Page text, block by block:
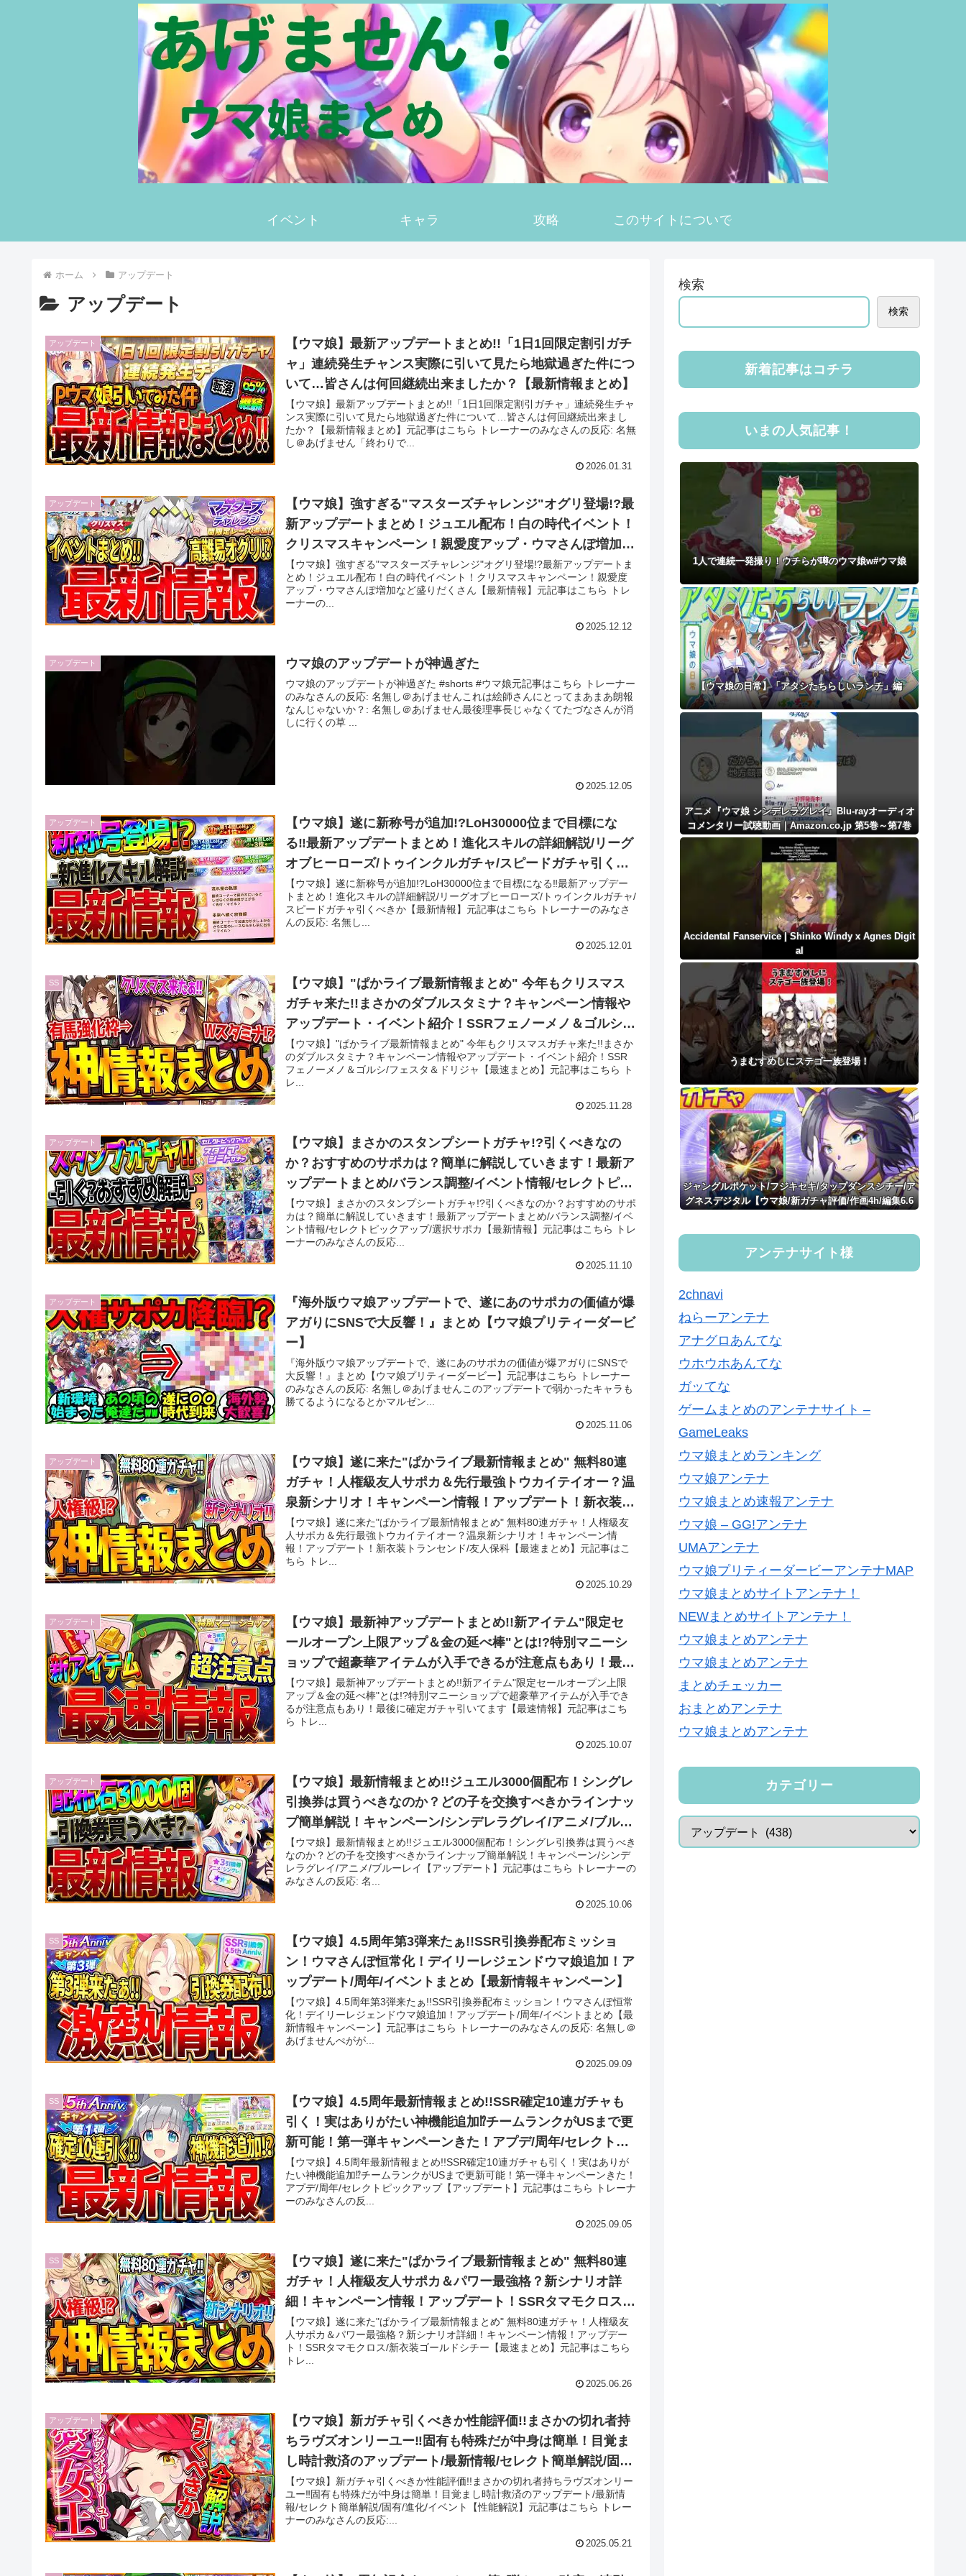
イベント キャラ 攻略 このサイトについて
ホーム アップデート
アップデート
アップデート
【ウマ娘】最新アップデートまとめ!!「1日1回限定割引ガチ
ャ」連続発生チャンス実際に引いて見たら地獄過ぎた件につ
いて…皆さんは何回継続出来ましたか？【最新情報まとめ】
【ウマ娘】最新アップデートまとめ!!「1日1回限定割引ガチャ」連続発生チャ
ンス実際に引いて見たら地獄過ぎた件について…皆さんは何回継続出来まし
たか？【最新情報まとめ】元記事はこちら トレーナーのみなさんの反応: 名無
し＠あげません「終わりで...
2026.01.31
アップデート
【ウマ娘】強すぎる"マスターズチャレンジ"オグリ登場!?最
新アップデートまとめ！ジュエル配布！白の時代イベント！
クリスマスキャンペーン！親愛度アップ・ウマさんぽ増加な
ど盛りだくさん【最新情報】
【ウマ娘】強すぎる"マスターズチャレンジ"オグリ登場!?最新アップデートま
とめ！ジュエル配布！白の時代イベント！クリスマスキャンペーン！親愛度
アップ・ウマさんぽ増加など盛りだくさん【最新情報】元記事はこちら トレ
ーナーの...
2025.12.12
アップデート ウマ娘のアップデートが神過ぎた
ウマ娘のアップデートが神過ぎた #shorts #ウマ娘元記事はこちら トレーナー
のみなさんの反応: 名無し＠あげませんこれは絵師さんにとってまあまあ朗報
なんじゃないか？: 名無し＠あげません最後理事長じゃなくてたづなさんが消
しに行くの草 ...
2025.12.05
アップデート
【ウマ娘】遂に新称号が追加!?LoH30000位まで目標にな
る‼最新アップデートまとめ！進化スキルの詳細解説/リーグ
オブヒーローズ/トゥインクルガチャ/スピードガチャ引くべ
きか【最新情報】
【ウマ娘】遂に新称号が追加!?LoH30000位まで目標になる‼最新アップデー
トまとめ！進化スキルの詳細解説/リーグオブヒーローズ/トゥインクルガチャ/
スピードガチャ引くべきか【最新情報】元記事はこちら トレーナーのみなさ
んの反応: 名無し...
2025.12.01
SS
【ウマ娘】"ぱかライブ最新情報まとめ" 今年もクリスマス
ガチャ来た!!まさかのダブルスタミナ？キャンペーン情報や
アップデート・イベント紹介！SSRフェノーメノ＆ゴルシ/
フェスタ＆ドリジャ【最速まとめ】
【ウマ娘】"ぱかライブ最新情報まとめ" 今年もクリスマスガチャ来た!!まさか
のダブルスタミナ？キャンペーン情報やアップデート・イベント紹介！SSR
フェノーメノ＆ゴルシ/フェスタ＆ドリジャ【最速まとめ】元記事はこちら ト
レ...
2025.11.28
アップデート
【ウマ娘】まさかのスタンプシートガチャ!?引くべきなの
か？おすすめのサポカは？簡単に解説していきます！最新ア
ップデートまとめ/バランス調整/イベント情報/セレクトピッ
クアップ/選択サポカ【最新情報】
【ウマ娘】まさかのスタンプシートガチャ!?引くべきなのか？おすすめのサポ
カは？簡単に解説していきます！最新アップデートまとめ/バランス調整/イベ
ント情報/セレクトピックアップ/選択サポカ【最新情報】元記事はこちら トレ
ーナーのみなさんの反応...
2025.11.10
アップデート
『海外版ウマ娘アップデートで、遂にあのサポカの価値が爆
アガりにSNSで大反響！』まとめ【ウマ娘プリティーダービ
ー】
『海外版ウマ娘アップデートで、遂にあのサポカの価値が爆アガりにSNSで
大反響！』まとめ【ウマ娘プリティーダービー】元記事はこちら トレーナー
のみなさんの反応: 名無し＠あげませんこのアップデートで弱かったキャラも
勝てるようになるとかマルゼン...
2025.11.06
アップデート
【ウマ娘】遂に来た"ぱかライブ最新情報まとめ" 無料80連
ガチャ！人権級友人サポカ＆先行最強トウカイテイオー？温
泉新シナリオ！キャンペーン情報！アップデート！新衣装ト
ランセンド/友人保科【最速まとめ】
【ウマ娘】遂に来た"ぱかライブ最新情報まとめ" 無料80連ガチャ！人権級友
人サポカ＆先行最強トウカイテイオー？温泉新シナリオ！キャンペーン情
報！アップデート！新衣装トランセンド/友人保科【最速まとめ】元記事はこ
ちら トレ...
2025.10.29
アップデート
【ウマ娘】最新神アップデートまとめ!!新アイテム"限定セ
ールオープン上限アップ＆金の延べ棒"とは!?特別マニーシ
ョップで超豪華アイテムが入手できるが注意点もあり！最後
に確定ガチャ引いてます【最速情報】
【ウマ娘】最新神アップデートまとめ!!新アイテム"限定セールオープン上限
アップ＆金の延べ棒"とは!?特別マニーショップで超豪華アイテムが入手でき
るが注意点もあり！最後に確定ガチャ引いてます【最速情報】元記事はこち
ら トレ...
2025.10.07
アップデート
【ウマ娘】最新情報まとめ!!ジュエル3000個配布！シングレ
引換券は買うべきなのか？どの子を交換すべきかラインナッ
プ簡単解説！キャンペーン/シンデレラグレイ/アニメ/ブルー
レイ【アップデート】
【ウマ娘】最新情報まとめ!!ジュエル3000個配布！シングレ引換券は買うべき
なのか？どの子を交換すべきかラインナップ簡単解説！キャンペーン/シンデ
レラグレイ/アニメ/ブルーレイ【アップデート】元記事はこちら トレーナーの
みなさんの反応: 名...
2025.10.06
SS
【ウマ娘】4.5周年第3弾来たぁ!!SSR引換券配布ミッショ
ン！ウマさんぽ恒常化！デイリーレジェンドウマ娘追加！ア
ップデート/周年/イベントまとめ【最新情報キャンペーン】
【ウマ娘】4.5周年第3弾来たぁ!!SSR引換券配布ミッション！ウマさんぽ恒常
化！デイリーレジェンドウマ娘追加！アップデート/周年/イベントまとめ【最
新情報キャンペーン】元記事はこちら トレーナーのみなさんの反応: 名無し＠
あげませんぺがが...
2025.09.09
SS
【ウマ娘】4.5周年最新情報まとめ!!SSR確定10連ガチャも
引く！実はありがたい神機能追加⁉チームランクがUSまで更
新可能！第一弾キャンペーンきた！アプデ/周年/セレクトピ
ックアップ【アップデート】
【ウマ娘】4.5周年最新情報まとめ!!SSR確定10連ガチャも引く！実はありが
たい神機能追加⁉チームランクがUSまで更新可能！第一弾キャンペーンきた！
アプデ/周年/セレクトピックアップ【アップデート】元記事はこちら トレーナ
ーのみなさんの反...
2025.09.05
SS
【ウマ娘】遂に来た"ぱかライブ最新情報まとめ" 無料80連
ガチャ！人権級友人サポカ＆パワー最強格？新シナリオ詳
細！キャンペーン情報！アップデート！SSRタマモクロス/
新衣装ゴールドシチー【最速まとめ】
【ウマ娘】遂に来た"ぱかライブ最新情報まとめ" 無料80連ガチャ！人権級友
人サポカ＆パワー最強格？新シナリオ詳細！キャンペーン情報！アップデー
ト！SSRタマモクロス/新衣装ゴールドシチー【最速まとめ】元記事はこちら
トレ...
2025.06.26
アップデート
【ウマ娘】新ガチャ引くべきか性能評価!!まさかの切れ者持
ちラヴズオンリーユー‼固有も特殊だが中身は簡単！目覚ま
し時計救済のアップデート/最新情報/セレクト簡単解説/固有/
進化/イベント【性能解説】
【ウマ娘】新ガチャ引くべきか性能評価!!まさかの切れ者持ちラヴズオンリー
ユー‼固有も特殊だが中身は簡単！目覚まし時計救済のアップデート/最新情
報/セレクト簡単解説/固有/進化/イベント【性能解説】元記事はこちら トレー
ナーのみなさんの反応:...
2025.05.21
検索
検索
新着記事はコチラ
いまの人気記事！
1人で連続一発撮り！ウチらが噂のウマ娘w#ウマ娘
【ウマ娘の日常】「アタシたちらしいランチ」編
アニメ『ウマ娘 シンデレラグレイ』Blu-rayオーディオ
コメンタリー試聴動画｜Amazon.co.jp 第5巻～第7巻
連動購入特典#シングレ
Accidental Fanservice | Shinko Windy x Agnes Digit
al
うまむすめしにステゴ一族登場！
ジャングルポケット/フジキセキ/タップダンスシチー/ア
グネスデジタル【ウマ娘/新ガチャ評価/作画4h/編集6.6
アンテナサイト様
2chnavi
ねらーアンテナ
アナグロあんてな
ウホウホあんてな
ガッてな
ゲームまとめのアンテナサイト –
GameLeaks
ウマ娘まとめランキング
ウマ娘アンテナ
ウマ娘まとめ速報アンテナ
ウマ娘 – GG!アンテナ
UMAアンテナ
ウマ娘プリティーダービーアンテナMAP
ウマ娘まとめサイトアンテナ！
NEWまとめサイトアンテナ！
ウマ娘まとめアンテナ
ウマ娘まとめアンテナ
まとめチェッカー
おまとめアンテナ
ウマ娘まとめアンテナ
カテゴリー